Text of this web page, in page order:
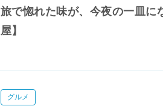
旅で惚れた味が、今夜の一皿に
屋】
グルメ